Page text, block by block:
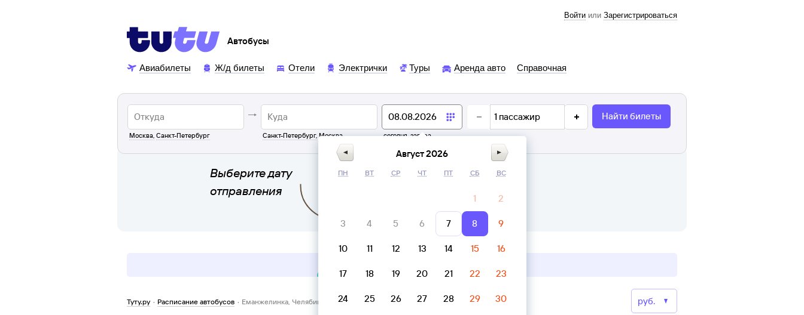
Войти или Зарегистрироваться
Автобусы
Авиабилеты Ж/д билеты Отели Электрички Туры Аренда авто Справочная
Москва, Санкт-Петербург Санкт-Петербург, Москва сегодня, завтра
1 пассажир Найти билеты
Выберите дату
отправления
Туту.ру · Расписание автобусов · Еманжелинка, Челябинская область → Красногорский
Август 2026
ПН ВТ СР ЧТ ПТ СБ ВС
1 2
3 4 5 6 7 8 9
10 11 12 13 14 15 16
17 18 19 20 21 22 23
24 25 26 27 28 29 30